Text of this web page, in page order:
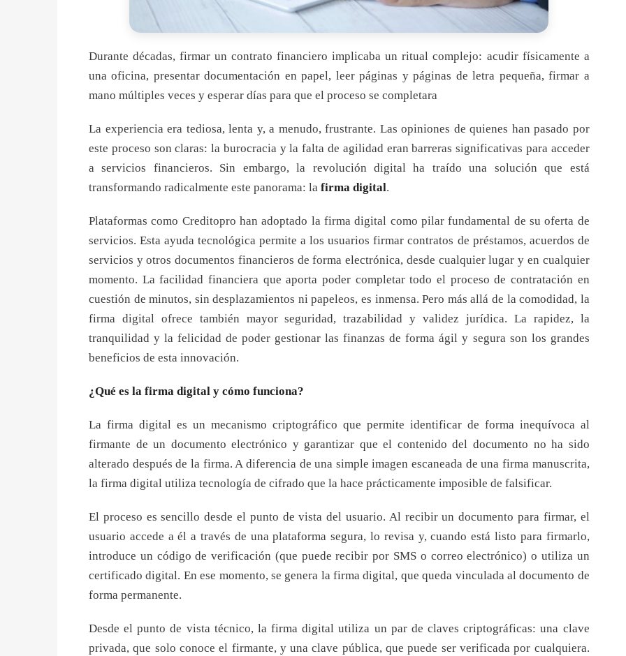
Durante décadas, firmar un contrato financiero implicaba un ritual complejo: acudir físicamente a
una oficina, presentar documentación en papel, leer páginas y páginas de letra pequeña, firmar a
mano múltiples veces y esperar días para que el proceso se completara
La experiencia era tediosa, lenta y, a menudo, frustrante. Las opiniones de quienes han pasado por
este proceso son claras: la burocracia y la falta de agilidad eran barreras significativas para acceder
a servicios financieros. Sin embargo, la revolución digital ha traído una solución que está
transformando radicalmente este panorama: la firma digital.
Plataformas como Creditopro han adoptado la firma digital como pilar fundamental de su oferta de
servicios. Esta ayuda tecnológica permite a los usuarios firmar contratos de préstamos, acuerdos de
servicios y otros documentos financieros de forma electrónica, desde cualquier lugar y en cualquier
momento. La facilidad financiera que aporta poder completar todo el proceso de contratación en
cuestión de minutos, sin desplazamientos ni papeleos, es inmensa. Pero más allá de la comodidad, la
firma digital ofrece también mayor seguridad, trazabilidad y validez jurídica. La rapidez, la
tranquilidad y la felicidad de poder gestionar las finanzas de forma ágil y segura son los grandes
beneficios de esta innovación.
¿Qué es la firma digital y cómo funciona?
La firma digital es un mecanismo criptográfico que permite identificar de forma inequívoca al
firmante de un documento electrónico y garantizar que el contenido del documento no ha sido
alterado después de la firma. A diferencia de una simple imagen escaneada de una firma manuscrita,
la firma digital utiliza tecnología de cifrado que la hace prácticamente imposible de falsificar.
El proceso es sencillo desde el punto de vista del usuario. Al recibir un documento para firmar, el
usuario accede a él a través de una plataforma segura, lo revisa y, cuando está listo para firmarlo,
introduce un código de verificación (que puede recibir por SMS o correo electrónico) o utiliza un
certificado digital. En ese momento, se genera la firma digital, que queda vinculada al documento de
forma permanente.
Desde el punto de vista técnico, la firma digital utiliza un par de claves criptográficas: una clave
privada, que solo conoce el firmante, y una clave pública, que puede ser verificada por cualquiera.